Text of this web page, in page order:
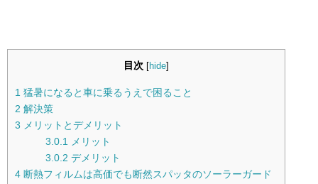
目次 [hide]
1 猛暑になると車に乗るうえで困ること
2 解決策
3 メリットとデメリット
3.0.1メリット
3.0.2 デメリット
4 断熱フィルムは高価でも断然スパッタのソーラーガード